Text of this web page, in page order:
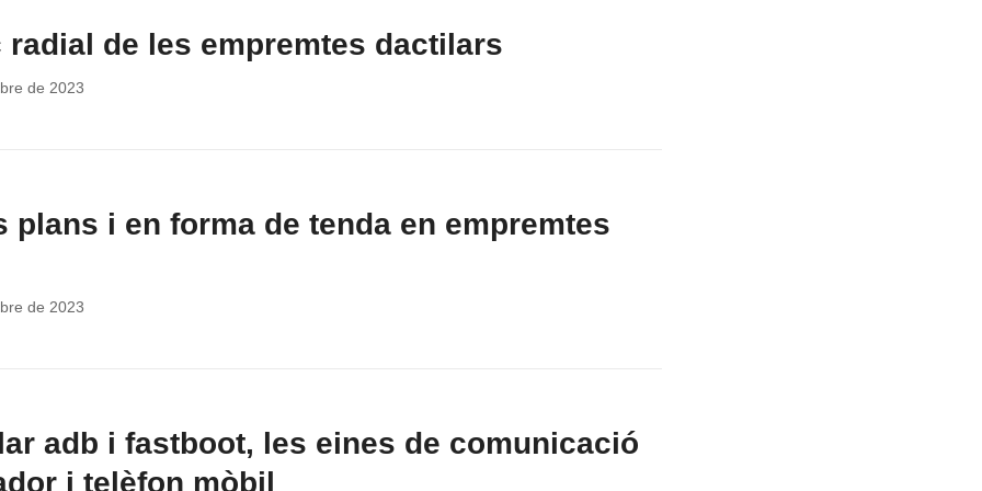
de les empremtes dactilars
de 2023
plans i en forma de tenda en empremtes
de 2023
adb i fastboot, les eines de comunicació
i telèfon mòbil